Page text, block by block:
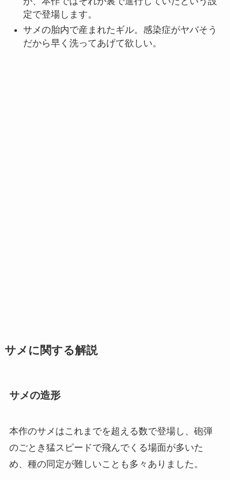
定で登場します。
サメの胎内で産まれたギル。感染症がヤバそう
だから早く洗ってあげて欲しい。
サメに関する解説
サメの造形
本作のサメはこれまでを超える数で登場し、砲弾
のごとき猛スピードで飛んでくる場面が多いた
め、種の同定が難しいことも多々ありました。